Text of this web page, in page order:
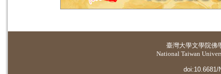
臺灣大學文學院佛
National Taiwan
doi:10.6681/